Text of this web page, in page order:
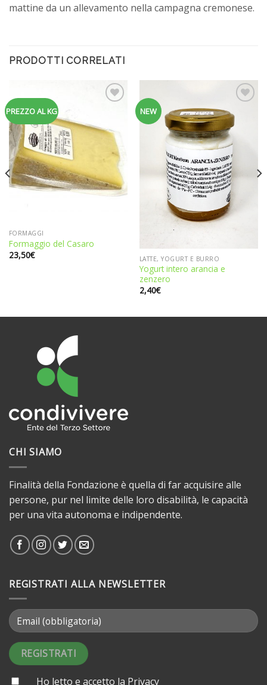
mattine da un allevamento nella campagna cremonese.
PRODOTTI CORRELATI
PREZZO AL KG
lista dei
desideri
FORMAGGI
Formaggio del Casaro
23,50€
NEW
Aggiungi
alla
lista dei
desideri
LATTE, YOGURT E BURRO
Yogurt intero arancia e
zenzero
2,40€
CHI SIAMO
Finalità della Fondazione è quella di far acquisire alle
persone, pur nel limite delle loro disabilità, le capacità
per una vita autonoma e indipendente.
REGISTRATI ALLA NEWSLETTER
Ho letto e accetto la Privacy